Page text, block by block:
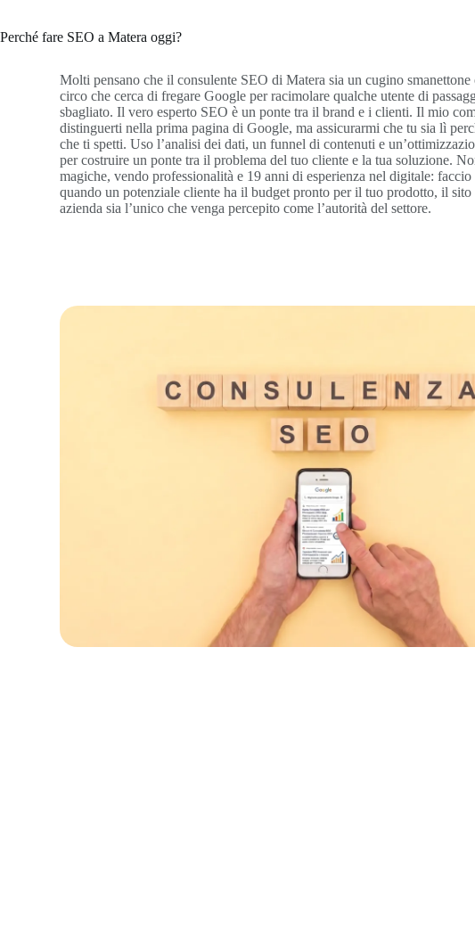
Perché fare SEO a Matera oggi?
Molti pensano che il consulente SEO di Matera sia un cugino smanettone
circo che cerca di fregare Google per racimolare qualche utente di
sbagliato. Il vero esperto SEO è un ponte tra il brand e i clienti. Il mio
distinguerti nella prima pagina di Google, ma assicurarmi che tu sia lì
che ti spetti. Uso l’analisi dei dati, un funnel di contenuti e
per costruire un ponte tra il problema del tuo cliente e la tua soluzione.
magiche, vendo professionalità e 19 anni di esperienza nel digitale:
quando un potenziale cliente ha il budget pronto per il tuo prodotto, il sito
azienda sia l’unico che venga percepito come l’autorità del settore.